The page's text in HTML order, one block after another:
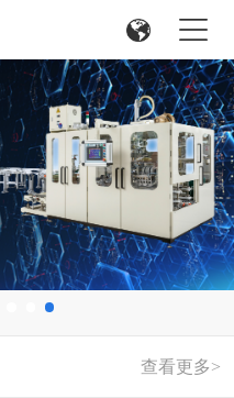
查看更多>